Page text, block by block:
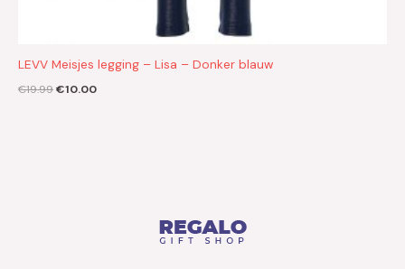
LEVV Meisjes legging – Lisa – Donker blauw
€19.99€10.00